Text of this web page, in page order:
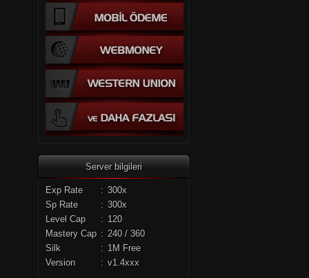
Server bilgileri
Exp Rate : 300x
Sp Rate
: 300x
Level Cap
: 120
Mastery Cap : 240 / 360
Silk
: 1M Free
Version
: v1.4xxx